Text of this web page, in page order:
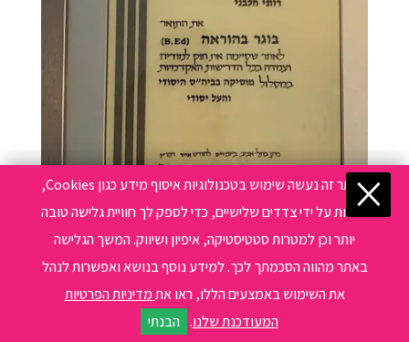
תואר ראשון בחינוך מוזיקלי
Share This
באתר זה נעשה שימוש בטכנולוגיות איסוף מידע כגון Cookies,
לרבות על ידי צדדים שלישיים, כדי לספק לך חוויית גלישה טובה
יותר וכן למטרות סטטיסטיקה, איפיון ושיווק. המשך הגלישה
באתר מהווה הסכמתך לכך. למידע נוסף בנושא ואפשרות לנהל
את השימוש באמצעים הללו, ראו אתמדיניות הפרטיות
המעודכנת שלנו. הבנתי
×